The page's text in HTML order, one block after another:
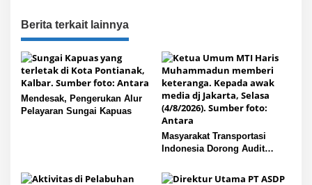
Berita terkait lainnya
Mendesak, Pengerukan Alur
Pelayaran Sungai Kapuas
Masyarakat Transportasi
Indonesia Dorong Audit